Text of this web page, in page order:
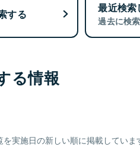
する 最近検索
過去に検
る情報
実施日の新しい順に掲載していま